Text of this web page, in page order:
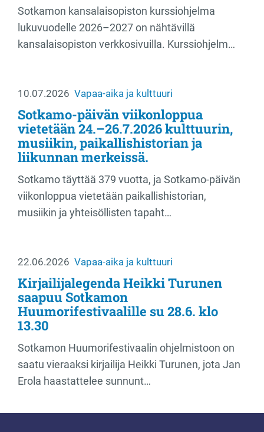
Sotkamon kansalaisopiston kurssiohjelma
lukuvuodelle 2026–2027 on nähtävillä
kansalaisopiston verkkosivuilla. Kurssiohjelm…
10.07.2026 Vapaa-aika ja kulttuuri
Sotkamo-päivän viikonloppua
vietetään 24.–26.7.2026 kulttuurin,
musiikin, paikallishistorian ja
liikunnan merkeissä.
Sotkamo täyttää 379 vuotta, ja Sotkamo-päivän
viikonloppua vietetään paikallishistorian,
musiikin ja yhteisöllisten tapaht…
22.06.2026 Vapaa-aika ja kulttuuri
Kirjailijalegenda Heikki Turunen
saapuu Sotkamon
Huumorifestivaalille su 28.6. klo
13.30
Sotkamon Huumorifestivaalin ohjelmistoon on
saatu vieraaksi kirjailija Heikki Turunen, jota Jan
Erola haastattelee sunnunt…